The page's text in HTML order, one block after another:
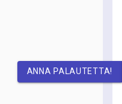
ANNA PALAUTETTA!